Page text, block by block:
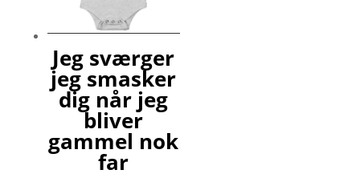
Jeg sværger
jeg smasker
dig når jeg
bliver
gammel nok
far